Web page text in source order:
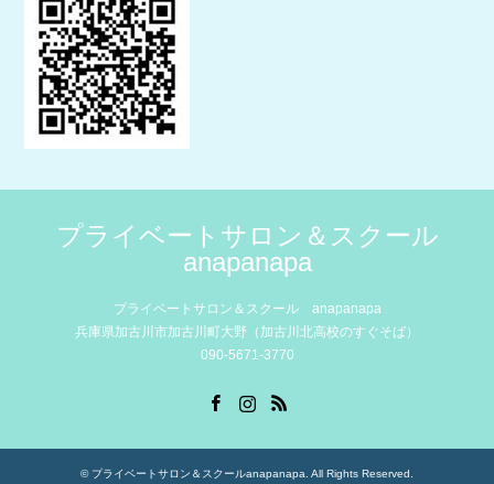
プライベートサロン＆スクール
anapanapa
プライベートサロン＆スクール anapanapa
兵庫県加古川市加古川町大野（加古川北高校のすぐそば）
090-5671-3770
© プライベートサロン＆スクールanapanapa . All Rights Reserved.